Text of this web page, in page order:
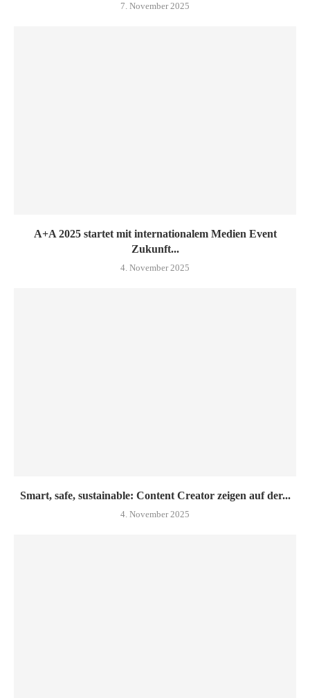
7. November 2025
A+A 2025 startet mit internationalem Medien Event
Zukunft...
4. November 2025
Smart, safe, sustainable: Content Creator zeigen auf der...
4. November 2025